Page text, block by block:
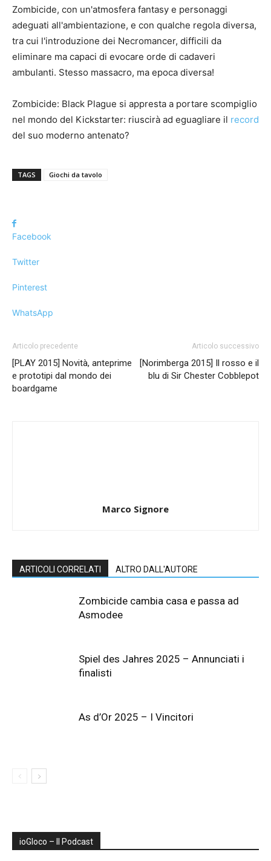
Zombicide, con un'atmosfera fantasy e personaggi
adeguati all'ambientazione, e con qualche regola diversa,
tra cui l'introduzione dei Necromancer, difficili da
eliminare ma capaci di evocare orde di cadaveri
ambulanti. Stesso massacro, ma epoca diversa!
Zombicide: Black Plague si appresta a portare scompiglio
nel mondo del Kickstarter: riuscirà ad eguagliare il record
del suo moderno antenato?
TAGS Giochi da tavolo
Facebook
Twitter
Pinterest
WhatsApp
Articolo precedente
[PLAY 2015] Novità, anteprime
e prototipi dal mondo dei
boardgame
Articolo successivo
[Norimberga 2015] Il rosso e il
blu di Sir Chester Cobblepot
Marco Signore
ARTICOLI CORRELATI ALTRO DALL'AUTORE
Zombicide cambia casa e passa ad
Asmodee
Spiel des Jahres 2025 – Annunciati i
finalisti
As d’Or 2025 – I Vincitori
ioGIoco – Il Podcast